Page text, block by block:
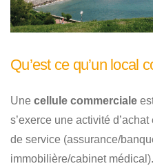
Qu’est ce qu’un local
Une cellule commerciale
s’exerce une activité
de service (assurance/
immobilière/cabinet